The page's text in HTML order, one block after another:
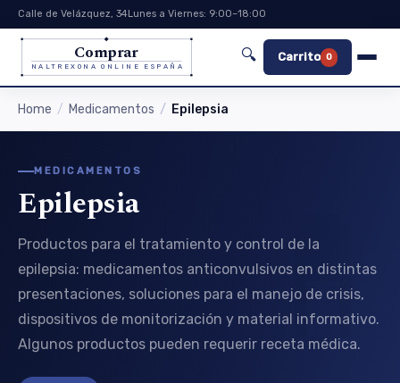
Calle de Velázquez, 34Lunes a Viernes: 9:00–18:00
Comprar
NALTREXONA ONLINE ESPAÑA
🔍 Carrito 0
Home Medicamentos Epilepsia
MEDICAMENTOS
Epilepsia
Productos para el tratamiento y control de la
epilepsia: medicamentos anticonvulsivos en distintas
presentaciones, soluciones para el manejo de crisis,
dispositivos de monitorización y material informativo.
Algunos productos pueden requerir receta médica.